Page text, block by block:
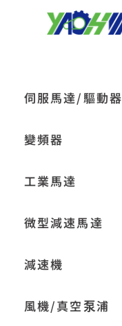
伺服馬達/驅動器
變頻器
工業馬達
微型減速馬達
減速機
風機/真空泵浦